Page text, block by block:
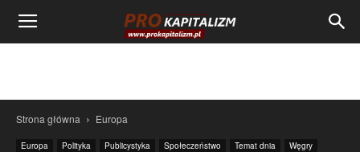
Strona główna Europa
Europa Polityka Publicystyka Społeczeństwo Temat dnia Węgry